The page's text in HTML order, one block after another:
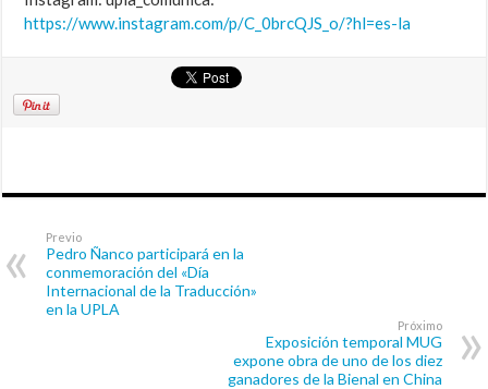
https://www.instagram.com/p/C_0brcQJS_o/?hl=es-la
Previo
Pedro Ñanco participará en la
conmemoración del «Día
Internacional de la Traducción»
en la UPLA
Próximo
Exposición temporal MUG
expone obra de uno de los diez
ganadores de la Bienal en China